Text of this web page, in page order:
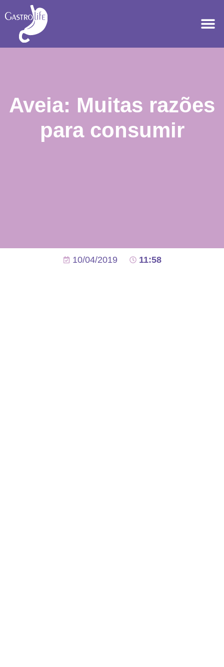
Aveia: Muitas razões
para consumir
10/04/2019 11:58